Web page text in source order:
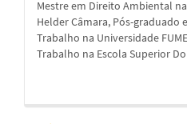
Mestre em Direito Ambiental
Helder Câmara, Pós-graduado
Trabalho na Universidade
Trabalho na Escola Superior